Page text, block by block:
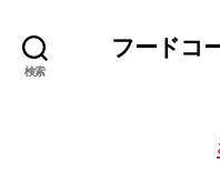
検索
フードコ